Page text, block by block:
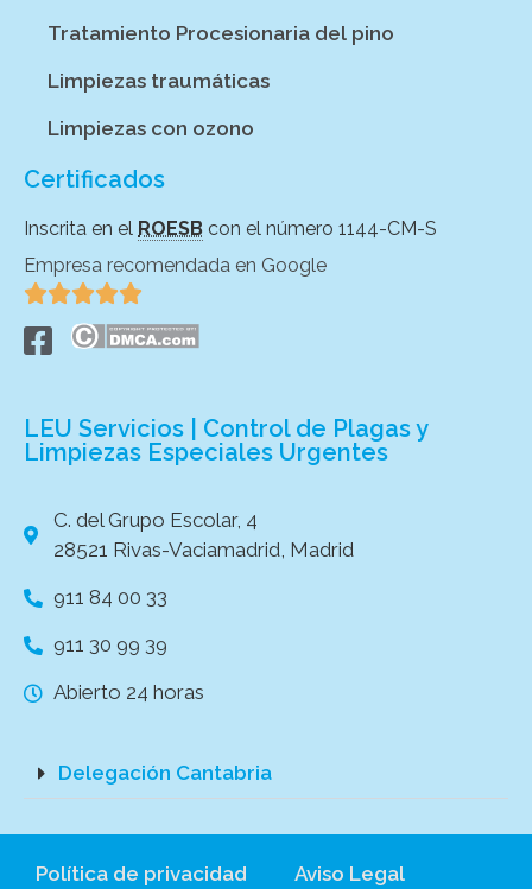
Tratamiento Procesionaria del pino
Limpiezas traumáticas
Limpiezas con ozono
Certificados
Inscrita en el ROESB con el número 1144-CM-S
Empresa recomendada en Google

LEU Servicios | Control de Plagas y
Limpiezas Especiales Urgentes
C. del Grupo Escolar, 4
28521 Rivas-Vaciamadrid, Madrid
911 84 00 33
911 30 99 39
Abierto 24 horas
Delegación Cantabria
Política de privacidad Aviso Legal